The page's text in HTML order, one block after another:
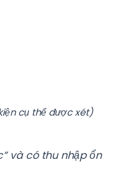
cụ thể được xét)
và có thu nhập ổn